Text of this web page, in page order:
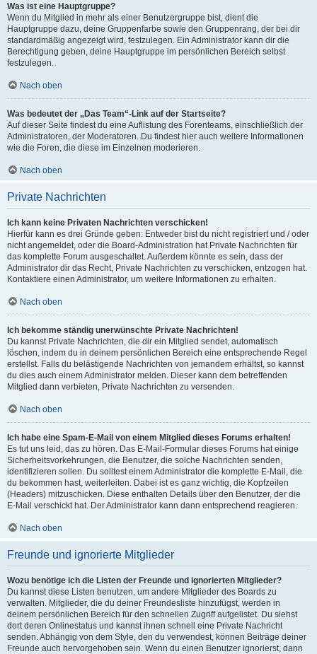
Was ist eine Hauptgruppe?
Wenn du Mitglied in mehr als einer Benutzergruppe bist, dient die
Hauptgruppe dazu, deine Gruppenfarbe sowie den Gruppenrang, der bei dir
standardmäßig angezeigt wird, festzulegen. Ein Administrator kann dir die
Berechtigung geben, deine Hauptgruppe im persönlichen Bereich selbst
festzulegen.
Nach oben
Was bedeutet der „Das Team“-Link auf der Startseite?
Auf dieser Seite findest du eine Auflistung des Forenteams, einschließlich der
Administratoren, der Moderatoren. Du findest hier auch weitere Informationen
wie die Foren, die diese im Einzelnen moderieren.
Nach oben
Private Nachrichten
Ich kann keine Privaten Nachrichten verschicken!
Hierfür kann es drei Gründe geben: Entweder bist du nicht registriert und / oder
nicht angemeldet, oder die Board-Administration hat Private Nachrichten für
das komplette Forum ausgeschaltet. Außerdem könnte es sein, dass der
Administrator dir das Recht, Private Nachrichten zu verschicken, entzogen hat.
Kontaktiere einen Administrator, um weitere Informationen zu erhalten.
Nach oben
Ich bekomme ständig unerwünschte Private Nachrichten!
Du kannst Private Nachrichten, die dir ein Mitglied sendet, automatisch
löschen, indem du in deinem persönlichen Bereich eine entsprechende Regel
erstellst. Falls du belästigende Nachrichten von jemandem erhältst, so kannst
du dies auch einem Administrator melden. Dieser kann dem betreffenden
Mitglied dann verbieten, Private Nachrichten zu versenden.
Nach oben
Ich habe eine Spam-E-Mail von einem Mitglied dieses Forums erhalten!
Es tut uns leid, das zu hören. Das E-Mail-Formular dieses Forums hat einige
Sicherheitsvorkehrungen, die Benutzer, die solche Nachrichten senden,
identifizieren sollen. Du solltest einem Administrator die komplette E-Mail, die
du bekommen hast, weiterleiten. Dabei ist es ganz wichtig, die Kopfzeilen
(Headers) mitzuschicken. Diese enthalten Details über den Benutzer, der die
E-Mail verschickt hat. Der Administrator kann dann entsprechend reagieren.
Nach oben
Freunde und ignorierte Mitglieder
Wozu benötige ich die Listen der Freunde und ignorierten Mitglieder?
Du kannst diese Listen benutzen, um andere Mitglieder des Boards zu
verwalten. Mitglieder, die du deiner Freundesliste hinzufügst, werden in
deinem persönlichen Bereich für den schnellen Zugriff aufgelistet. Du siehst
dort deren Onlinestatus und kannst ihnen schnell eine Private Nachricht
senden. Abhängig von dem Style, den du verwendest, können Beiträge deiner
Freunde auch hervorgehoben sein. Wenn du einen Benutzer ignorierst, dann